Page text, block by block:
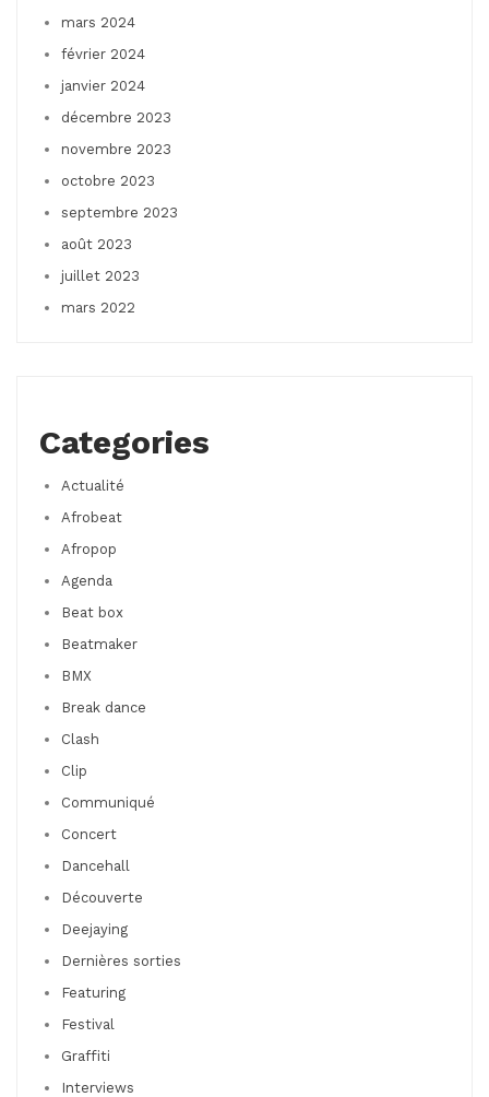
mars 2024
février 2024
janvier 2024
décembre 2023
novembre 2023
octobre 2023
septembre 2023
août 2023
juillet 2023
mars 2022
Categories
Actualité
Afrobeat
Afropop
Agenda
Beat box
Beatmaker
BMX
Break dance
Clash
Clip
Communiqué
Concert
Dancehall
Découverte
Deejaying
Dernières sorties
Featuring
Festival
Graffiti
Interviews